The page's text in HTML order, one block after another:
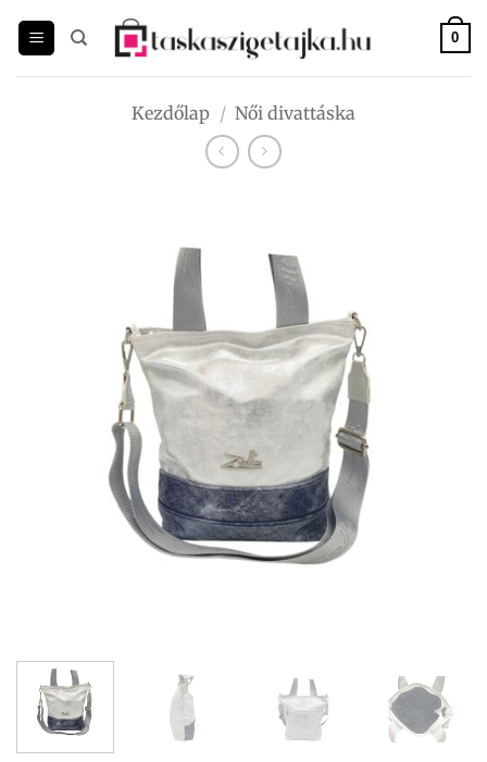
0
Kezdőlap / Női divattáska